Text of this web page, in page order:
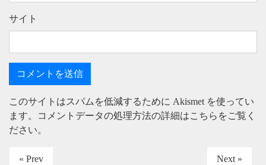
サイト
このサイトはスパムを低減するために Akismet を使ってい
ます。
コメントデータの処理方法の詳細はこちらをご覧く
ださい。
« Prev Next »